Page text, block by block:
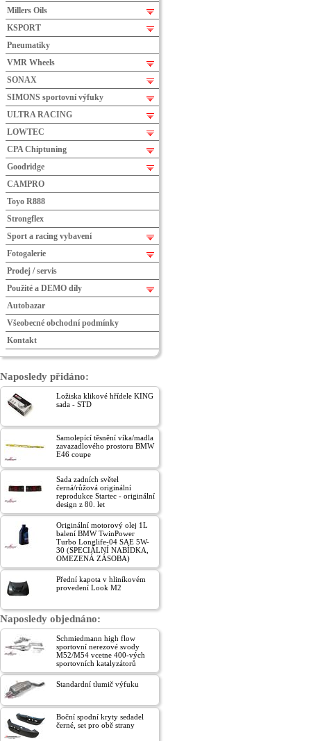
Millers Oils
KSPORT
Pneumatiky
VMR Wheels
SONAX
SIMONS sportovní výfuky
ULTRA RACING
LOWTEC
CPA Chiptuning
Goodridge
CAMPRO
Toyo R888
Strongflex
Sport a racing vybavení
Fotogalerie
Prodej / servis
Použité a DEMO díly
Autobazar
Všeobecné obchodní podmínky
Kontakt
Naposledy přidáno:
Ložiska klikové hřídele KING
sada - STD
Samolepící těsnění víka/madla
zavazadlového prostoru BMW
E46 coupe
Sada zadních světel
černá/růžová originální
reprodukce Startec - originální
design z 80. let
Originální motorový olej 1L
balení BMW TwinPower
Turbo Longlife-04 SAE 5W-
30 (SPECIÁLNÍ NABÍDKA,
OMEZENÁ ZÁSOBA)
Přední kapota v hliníkovém
provedení Look M2
Naposledy objednáno:
Schmiedmann high flow
sportovní nerezové svody
M52/M54 vcetne 400-vých
sportovních katalyzátorů
Standardní tlumič výfuku
Boční spodní kryty sedadel
černé, set pro obě strany